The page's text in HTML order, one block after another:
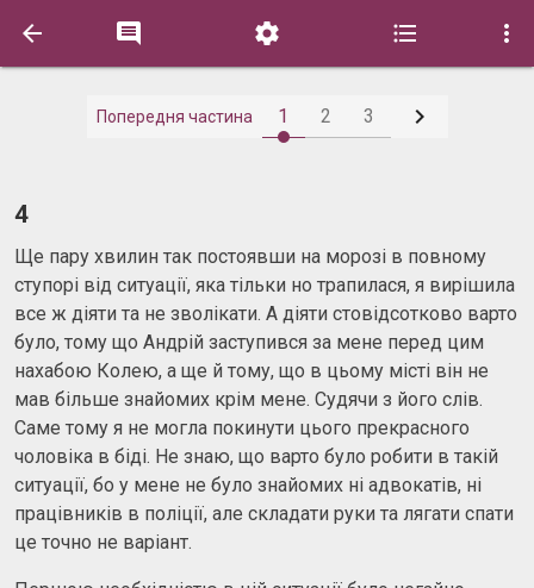
    
Попередня частина 1 2 3 
4
Ще пару хвилин так постоявши на морозі в повному
ступорі від ситуації, яка тільки но трапилася, я вирішила
все ж діяти та не зволікати. А діяти стовідсотково варто
було, тому що Андрій заступився за мене перед цим
нахабою Колею, а ще й тому, що в цьому місті він не
мав більше знайомих крім мене. Судячи з його слів.
Саме тому я не могла покинути цього прекрасного
чоловіка в біді. Не знаю, що варто було робити в такій
ситуації, бо у мене не було знайомих ні адвокатів, ні
працівників в поліції, але складати руки та лягати спати
це точно не варіант.